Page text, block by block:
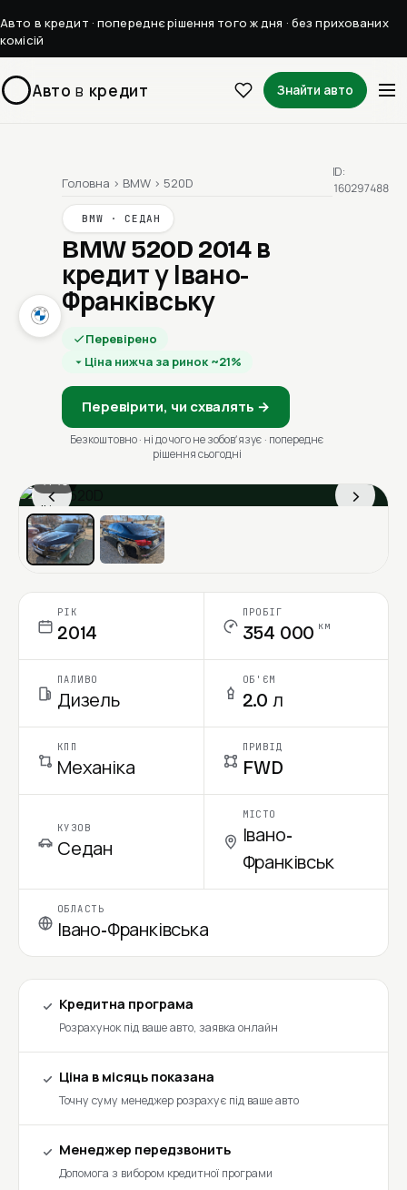
Авто в кредит · попереднє рішення того ж дня · без прихованих
комісій
Авто в кредит Знайти авто
Головна › BMW › 520D
BMW · СЕДАН
BMW 520D 2014 в
кредит у Івано-
Франківську
Перевірено
Ціна нижча за ринок ~21%
Перевірити, чи схвалять →
Безкоштовно · ні до чого не зобовʼязує · попереднє
рішення сьогодні
ID:
160297488
‹ ›
1 / 13
Ціна в місяць
РІК
2014
ПРОБІГ
354 000 км
ПАЛИВО
Дизель
ОБ'ЄМ
2.0 л
КПП
Механіка
ПРИВІД
FWD
КУЗОВ
Седан
МІСТО
Івано-
Франківськ
ОБЛАСТЬ
Івано-Франківська
Кредитна програма
Розрахунок під ваше авто, заявка онлайн
Ціна в місяць показана
Точну суму менеджер розрахує під ваше авто
Менеджер передзвонить
Допомога з вибором кредитної програми